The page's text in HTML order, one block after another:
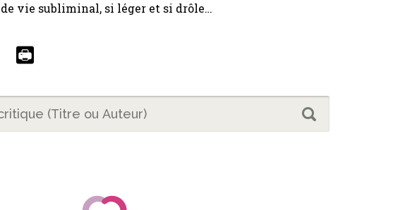
de vie subliminal, si léger et si drôle…